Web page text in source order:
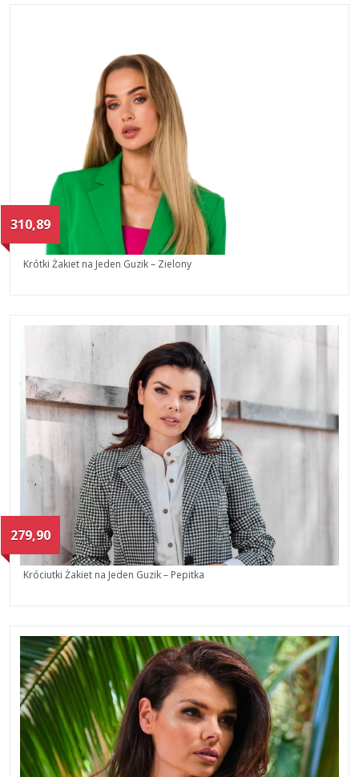
310,89
Krótki Żakiet na Jeden Guzik – Zielony
279,90
Króciutki Żakiet na Jeden Guzik – Pepitka